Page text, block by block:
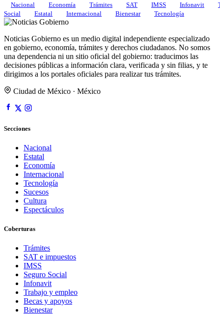
Nacional Economía Trámites SAT IMSS Infonavit
Social
Estatal Internacional Bienestar Tecnología
Noticias Gobierno es un medio digital independiente especializado
en gobierno, economía, trámites y derechos ciudadanos. No somos
una dependencia ni un sitio oficial del gobierno: traducimos las
decisiones públicas a información clara, verificada y sin filias, y te
dirigimos a los portales oficiales para realizar tus trámites.
Ciudad de México · México
Secciones
Nacional
Estatal
Economía
Internacional
Tecnología
Sucesos
Cultura
Espectáculos
Coberturas
Trámites
SAT e impuestos
IMSS
Seguro Social
Infonavit
Trabajo y empleo
Becas y apoyos
Bienestar